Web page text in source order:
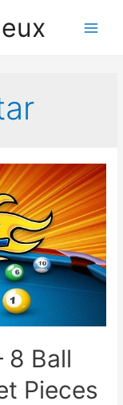
8 Ball
Pieces